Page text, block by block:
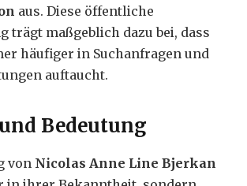
aus. Diese öffentliche
trägt maßgeblich dazu bei, dass
häufiger in Suchanfragen und
auftaucht.
Bedeutung
von Nicolas Anne Line Bjerkan